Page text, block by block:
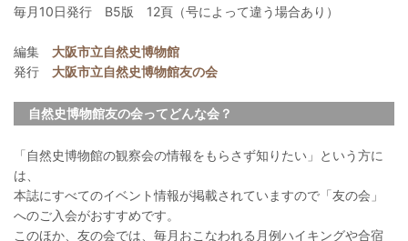
毎月10日発行 B5版 12頁（号によって違う場合あり）
編集 大阪市立自然史博物館
発行 大阪市立自然史博物館友の会
自然史博物館友の会ってどんな会？
「自然史博物館の観察会の情報をもらさず知りたい」という方に
は、
本誌にすべてのイベント情報が掲載されていますので「友の会」
へのご入会がおすすめです。
このほか、友の会では、毎月おこなわれる月例ハイキングや合宿